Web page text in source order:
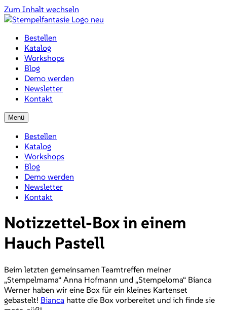
Zum Inhalt wechseln
Bestellen
Katalog
Workshops
Blog
Demo werden
Newsletter
Kontakt
Menü
Bestellen
Katalog
Workshops
Blog
Demo werden
Newsletter
Kontakt
Notizzettel-Box in einem
Hauch Pastell
Beim letzten gemeinsamen Teamtreffen meiner
„Stempelmama“ Anna Hofmann und „Stempeloma“ Bianca
Werner haben wir eine Box für ein kleines Kartenset
gebastelt! Bianca hatte die Box vorbereitet und ich finde sie